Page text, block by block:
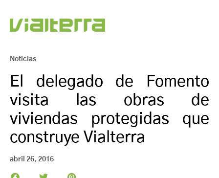
Noticias
El delegado de Fomento
visita las obras de
viviendas protegidas que
construye Vialterra
abril 26, 2016